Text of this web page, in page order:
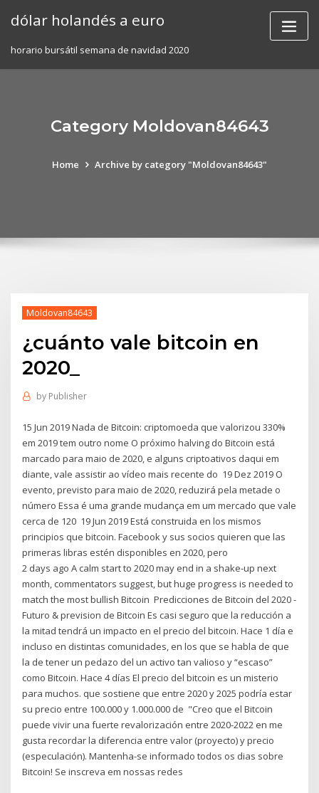
dólar holandés a euro
horario bursátil semana de navidad 2020
Category Moldovan84643
Home Archive by category "Moldovan84643"
Moldovan84643
¿cuánto vale bitcoin en
2020_
by Publisher
15 Jun 2019 Nada de Bitcoin: criptomoeda que valorizou 330%
em 2019 tem outro nome O próximo halving do Bitcoin está
marcado para maio de 2020, e alguns criptoativos daqui em
diante, vale assistir ao vídeo mais recente do 19 Dez 2019 O
evento, previsto para maio de 2020, reduzirá pela metade o
número Essa é uma grande mudança em um mercado que vale
cerca de 120 19 Jun 2019 Está construida en los mismos
principios que bitcoin. Facebook y sus socios quieren que las
primeras libras estén disponibles en 2020, pero
2 days ago A calm start to 2020 may end in a shake-up next
month, commentators suggest, but huge progress is needed to
match the most bullish Bitcoin Predicciones de Bitcoin del 2020 -
Futuro & prevision de Bitcoin Es casi seguro que la reducción a
la mitad tendrá un impacto en el precio del bitcoin. Hace 1 día e
incluso en distintas comunidades, en los que se habla de que
la de tener un pedazo del un activo tan valioso y “escaso”
como Bitcoin. Hace 4 días El precio del bitcoin es un misterio
para muchos. que sostiene que entre 2020 y 2025 podría estar
su precio entre 100.000 y 1.000.000 de "Creo que el Bitcoin
puede vivir una fuerte revalorización entre 2020-2022 en me
gusta recordar la diferencia entre valor (proyecto) y precio
(especulación). Mantenha-se informado todos os dias sobre
Bitcoin! Se inscreva em nossas redes